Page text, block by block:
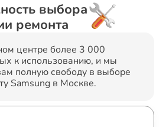
выбора
ремонта
центре более 3 000
к использованию, и мы
полную свободу в выборе
Samsung в Москве.